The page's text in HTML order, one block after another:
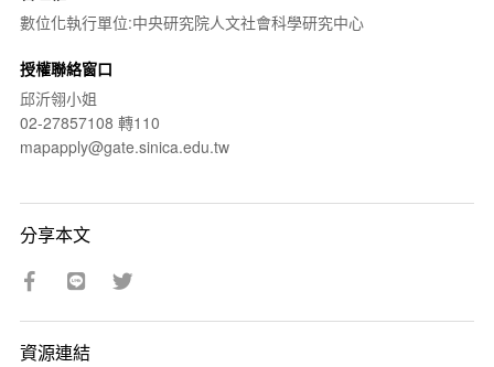
數位化執行單位:中央研究院人文社會科學研究中心
授權聯絡窗口
邱沂翎小姐
02-27857108 轉110
mapapply@gate.sinica.edu.tw
分享本文
資源連結